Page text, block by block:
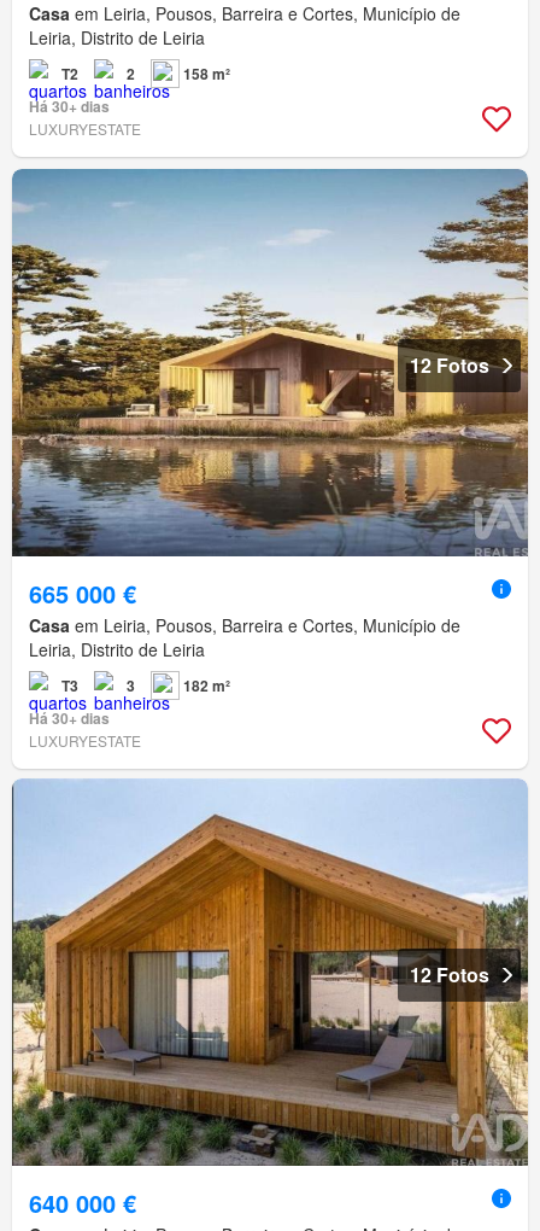
Casa em Leiria, Pousos, Barreira e Cortes, Município de
Leiria, Distrito de Leiria
T2 2
158 m²
Há 30+ dias
LUXURYESTATE
12 Fotos
665 000 €
Casa em Leiria, Pousos, Barreira e Cortes, Município de
Leiria, Distrito de Leiria
T3 3
182 m²
Há 30+ dias
LUXURYESTATE
12 Fotos
640 000 €